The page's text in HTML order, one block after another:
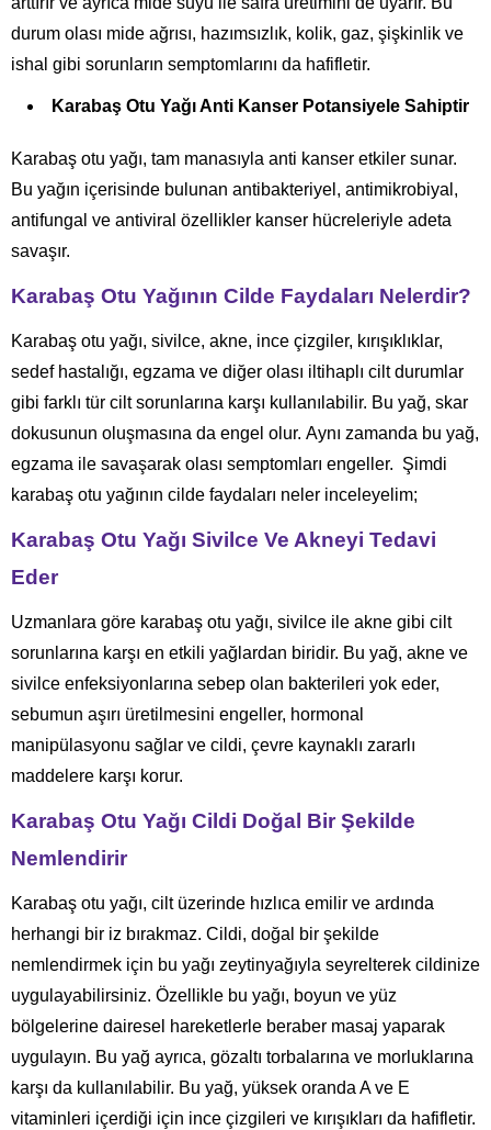
durum olası mide ağrısı, hazımsızlık, kolik, gaz, şişkinlik ve
ishal gibi sorunların semptomlarını da hafifletir.
Karabaş Otu Yağı Anti Kanser Potansiyele Sahiptir
Karabaş otu yağı, tam manasıyla anti kanser etkiler sunar.
Bu yağın içerisinde bulunan antibakteriyel, antimikrobiyal,
antifungal ve antiviral özellikler kanser hücreleriyle adeta
savaşır.
Karabaş Otu Yağının Cilde Faydaları Nelerdir?
Karabaş otu yağı, sivilce, akne, ince çizgiler, kırışıklıklar,
sedef hastalığı, egzama ve diğer olası iltihaplı cilt durumlar
gibi farklı tür cilt sorunlarına karşı kullanılabilir. Bu yağ, skar
dokusunun oluşmasına da engel olur. Aynı zamanda bu yağ,
egzama ile savaşarak olası semptomları engeller. Şimdi
karabaş otu yağının cilde faydaları neler inceleyelim;
Karabaş Otu Yağı Sivilce Ve Akneyi Tedavi
Eder
Uzmanlara göre karabaş otu yağı, sivilce ile akne gibi cilt
sorunlarına karşı en etkili yağlardan biridir. Bu yağ, akne ve
sivilce enfeksiyonlarına sebep olan bakterileri yok eder,
sebumun aşırı üretilmesini engeller, hormonal
manipülasyonu sağlar ve cildi, çevre kaynaklı zararlı
maddelere karşı korur.
Karabaş Otu Yağı Cildi Doğal Bir Şekilde
Nemlendirir
Karabaş otu yağı, cilt üzerinde hızlıca emilir ve ardında
herhangi bir iz bırakmaz. Cildi, doğal bir şekilde
nemlendirmek için bu yağı zeytinyağıyla seyrelterek cildinize
uygulayabilirsiniz. Özellikle bu yağı, boyun ve yüz
bölgelerine dairesel hareketlerle beraber masaj yaparak
uygulayın. Bu yağ ayrıca, gözaltı torbalarına ve morluklarına
karşı da kullanılabilir. Bu yağ, yüksek oranda A ve E
vitaminleri içerdiği için ince çizgileri ve kırışıkları da hafifletir.